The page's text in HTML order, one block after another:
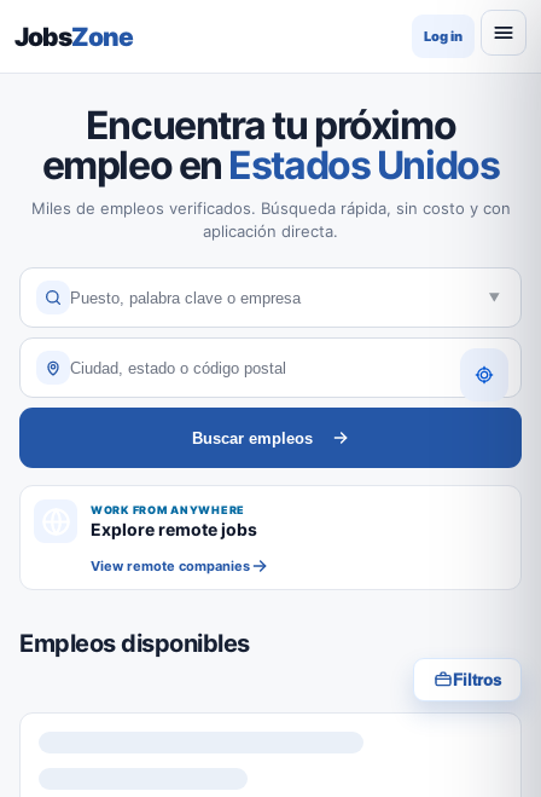
JobsZone Log in
Encuentra tu próximo
empleo en Estados Unidos
Miles de empleos verificados. Búsqueda rápida, sin costo y con
aplicación directa.
Buscar empleos
WORK FROM ANYWHERE
Explore remote jobs
View remote companies
Empleos disponibles
Filtros